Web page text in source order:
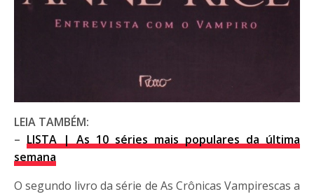
LEIA TAMBÉM:
– LISTA | As 10 séries mais populares da última
semana
O segundo livro da série de As Crônicas Vampirescas a